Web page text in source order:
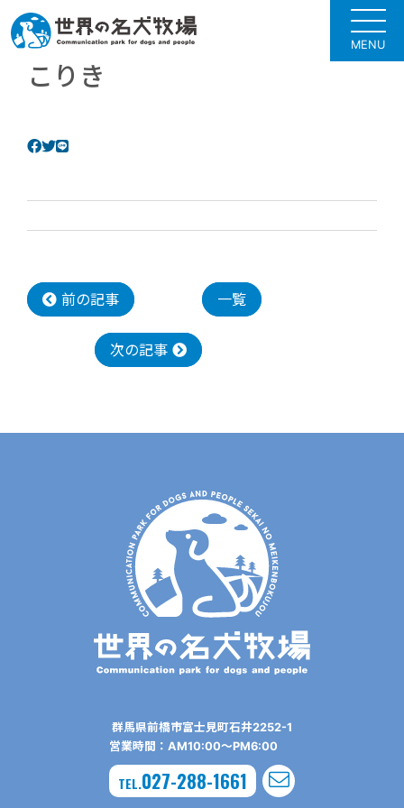
MENU
こりき
前の記事 一覧
次の記事
群⾺県前橋市富⼠⾒町⽯井2252-1
営業時間：AM10:00〜PM6:00
TEL.027-288-1661